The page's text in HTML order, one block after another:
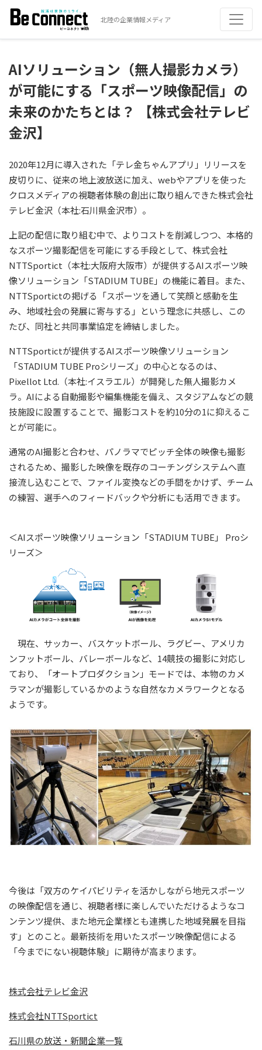
北陸の企業情報メディア
AIソリューション（無人撮影カメラ）
が可能にする「スポーツ映像配信」の
未来のかたちとは？ 【株式会社テレビ
金沢】
2020年12月に導入された「テレ金ちゃんアプリ」リリースを
皮切りに、従来の地上波放送に加え、webやアプリを使った
クロスメディアの視聴者体験の創出に取り組んできた株式会社
テレビ金沢（本社:石川県金沢市）。
上記の配信に取り組む中で、よりコストを削減しつつ、本格的
なスポーツ撮影配信を可能にする手段として、株式会社
NTTSportict（本社:大阪府大阪市）が提供するAIスポーツ映
像ソリューション「STADIUM TUBE」の機能に着目。また、
NTTSportictの掲げる「スポーツを通して笑顔と感動を生
み、地域社会の発展に寄与する」という理念に共感し、この
たび、同社と共同事業協定を締結しました。
NTTSportictが提供するAIスポーツ映像ソリューション
「STADIUM TUBE Proシリーズ」の中心となるのは、
Pixellot Ltd.（本社:イスラエル）が開発した無人撮影カメ
ラ。AIによる自動撮影や編集機能を備え、スタジアムなどの競
技施設に設置することで、撮影コストを約10分の1に抑えるこ
とが可能に。
通常のAI撮影と合わせ、パノラマでピッチ全体の映像も撮影
されるため、撮影した映像を既存のコーチングシステムへ直
接流し込むことで、ファイル変換などの手間をかけず、チーム
の練習、選手へのフィードバックや分析にも活用できます。
＜AIスポーツ映像ソリューション「STADIUM TUBE」 Proシ
リーズ＞
現在、サッカー、バスケットボール、ラグビー、アメリカ
ンフットボール、バレーボールなど、14競技の撮影に対応し
ており、「オートプロダクション」モードでは、本物のカメ
ラマンが撮影しているかのような自然なカメラワークとなる
ようです。
今後は「双方のケイパビリティを活かしながら地元スポーツ
の映像配信を通じ、視聴者様に楽しんでいただけるようなコ
ンテンツ提供、また地元企業様とも連携した地域発展を目指
す」とのこと。最新技術を用いたスポーツ映像配信による
「今までにない視聴体験」に期待が高まります。
株式会社テレビ金沢
株式会社NTTSportict
石川県の放送・新聞企業一覧